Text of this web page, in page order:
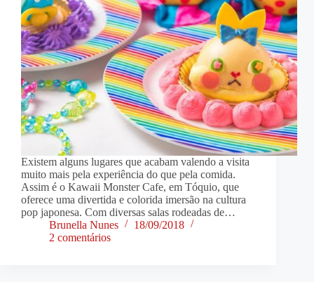
Existem alguns lugares que acabam valendo a visita
muito mais pela experiência do que pela comida.
Assim é o Kawaii Monster Cafe, em Tóquio, que
oferece uma divertida e colorida imersão na cultura
pop japonesa. Com diversas salas rodeadas de…
Brunella Nunes
18/09/2018
2 comentários